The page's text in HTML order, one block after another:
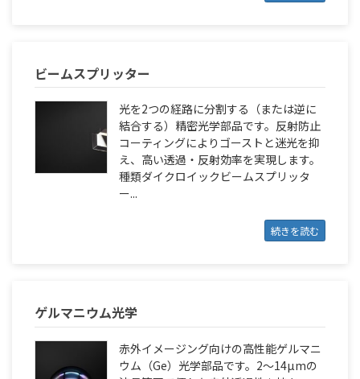
ビームスプリッター
光を2つの経路に分割する（または逆に
結合する）精密光学部品です。反射防止
コーティングによりゴーストと迷光を抑
え、高い透過・反射効率を実現します。
種類ダイクロイックビームスプリッタ
ー...
続きを読む
ゲルマニウム光学
赤外イメージング向けの高性能ゲルマニ
ウム（Ge）光学部品です。2〜14µmの